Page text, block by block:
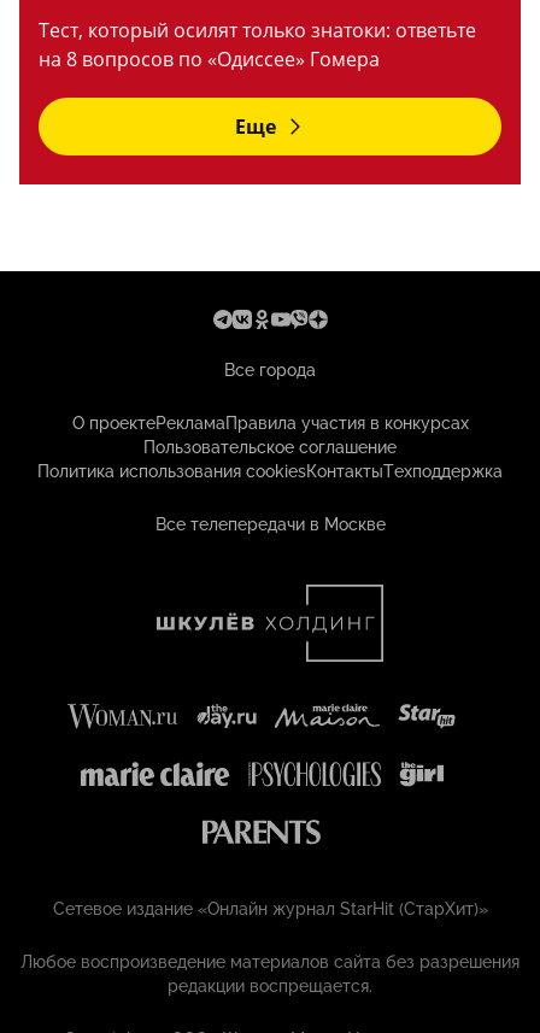
Тест, который осилят только знатоки: ответьте
на 8 вопросов по «Одиссее» Гомера
Еще
Все города
О проектеРекламаПравила участия в конкурсах
Пользовательское соглашение
Политика использования cookiesКонтактыТехподдержка
Все телепередачи в Москве
Сетевое издание «Онлайн журнал StarHit (СтарХит)»
Любое воспроизведение материалов сайта без разрешения
редакции воспрещается.